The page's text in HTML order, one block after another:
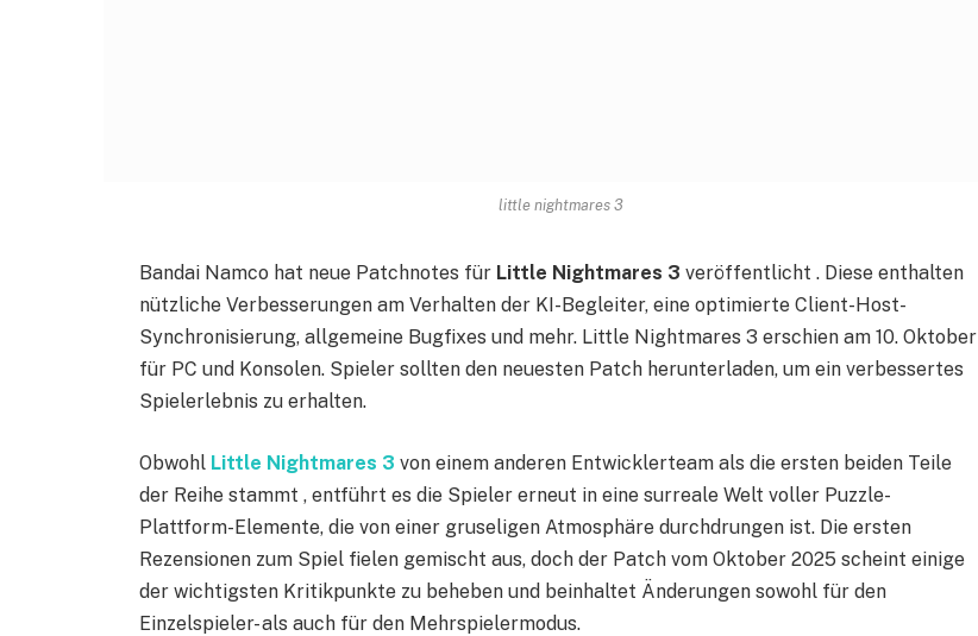
little nightmares 3
Bandai Namco hat neue Patchnotes für Little Nightmares 3 veröffentlicht . Diese enthalten
nützliche Verbesserungen am Verhalten der KI-Begleiter, eine optimierte Client-Host-
Synchronisierung, allgemeine Bugfixes und mehr. Little Nightmares 3 erschien am 10. Oktober
für PC und Konsolen. Spieler sollten den neuesten Patch herunterladen, um ein verbessertes
Spielerlebnis zu erhalten.
Obwohl Little Nightmares 3 von einem anderen Entwicklerteam als die ersten beiden Teile
der Reihe stammt , entführt es die Spieler erneut in eine surreale Welt voller Puzzle-
Plattform-Elemente, die von einer gruseligen Atmosphäre durchdrungen ist. Die ersten
Rezensionen zum Spiel fielen gemischt aus, doch der Patch vom Oktober 2025 scheint einige
der wichtigsten Kritikpunkte zu beheben und beinhaltet Änderungen sowohl für den
Einzelspieler- als auch für den Mehrspielermodus.